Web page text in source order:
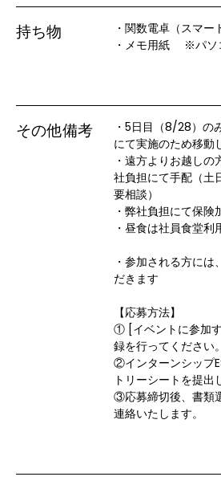
持ち物
・関数電卓（スマ
・メモ用紙　 ※パ
その他備考
・5日目（8/28）の
にて実施のため移動
・遠方よりお越し
社負担にて手配（土
要相談）
・弊社負担にて保険
・昼食は社員食堂利
・参加される方に
だきます
【応募方法】
① [イベントに参加
録を行ってください。
②インターンシップ
トリーシートを提出
③応募締切後、書類
連絡いたします。